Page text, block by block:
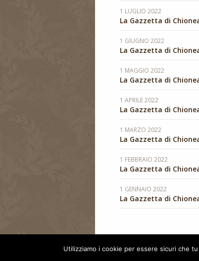
1 LUGLIO 2022
La Gazzetta di
1 GIUGNO 2022
La Gazzetta di
1 MAGGIO 2022
La Gazzetta di
1 APRILE 2022
La Gazzetta di
1 MARZO 2022
La Gazzetta di
1 FEBBRAIO 2022
La Gazzetta di
1 GENNAIO 2022
La Gazzetta di
Copyright © Museo dei
Utilizziamo i cookie per essere sicuri che